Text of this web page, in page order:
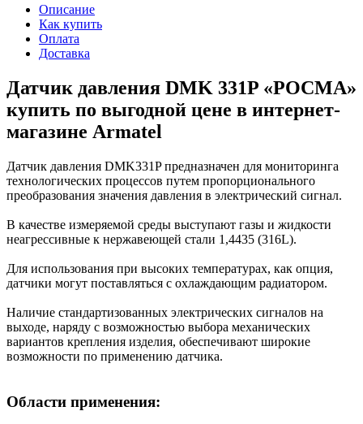
Описание
Как купить
Оплата
Доставка
Датчик давления DMK 331P «РОСМА»
купить по выгодной цене в интернет-
магазине Armatel
Датчик давления DMK331P предназначен для мониторинга
технологических процессов путем пропорционального
преобразования значения давления в электрический сигнал.
В качестве измеряемой среды выступают газы и жидкости
неагрессивные к нержавеющей стали 1,4435 (316L).
Для использования при высоких температурах, как опция,
датчики могут поставляться с охлаждающим радиатором.
Наличие стандартизованных электрических сигналов на
выходе, наряду с возможностью выбора механических
вариантов крепления изделия, обеспечивают широкие
возможности по применению датчика.
Области применения: